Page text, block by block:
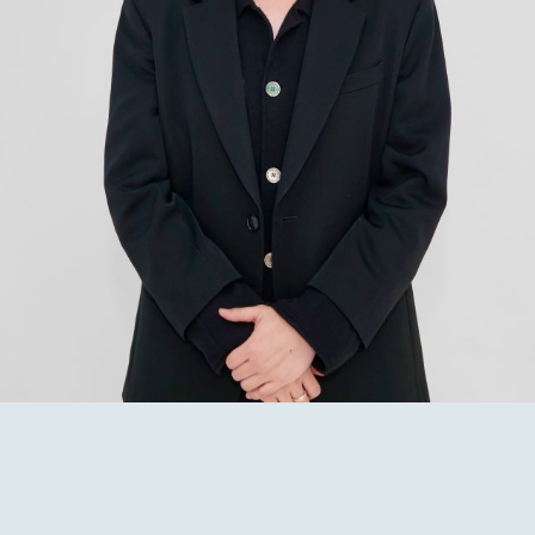
VIDEO
ACTOR
MAIL